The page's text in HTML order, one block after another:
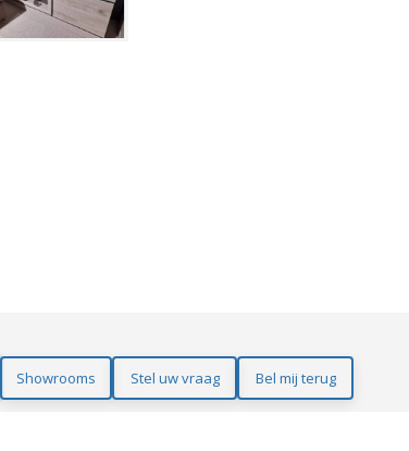
Showrooms Stel uw vraag Bel mij terug